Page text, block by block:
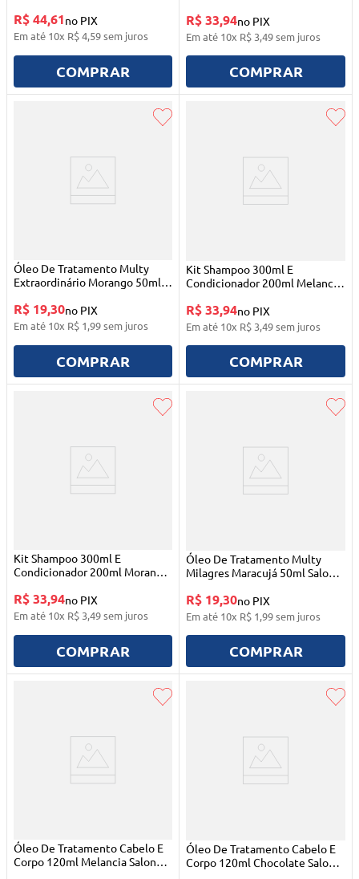
R$ 44,61no PIX
Em até 10x R$4,59sem juros
COMPRAR
R$ 33,94no PIX
Em até 10x R$ 3,49sem juros
COMPRAR
Óleo De Tratamento Multy
Extraordinário Morango 50ml
R$ 19,30no PIX
Em até 10x R$ 1,99sem juros
COMPRAR
Kit Shampoo 300ml E
Condicionador 200ml Melancia
R$ 33,94no PIX
Em até 10x R$ 3,49sem juros
COMPRAR
Kit Shampoo 300ml E
Condicionador 200ml Morango
R$ 33,94no PIX
Em até 10x R$ 3,49sem juros
COMPRAR
Óleo De Tratamento Multy
Milagres Maracujá 50ml Salon
R$ 19,30no PIX
Em até 10x R$ 1,99sem juros
COMPRAR
Óleo De Tratamento Cabelo E
Corpo 120ml Melancia Salon
Óleo De Tratamento Cabelo E
Corpo 120ml Chocolate Salon